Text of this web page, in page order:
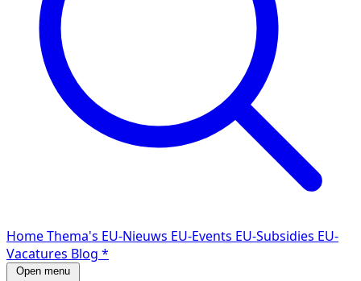
HomeThema's EU-Nieuws EU-Events EU-Subsidies EU-
Vacatures Blog *
Open menu